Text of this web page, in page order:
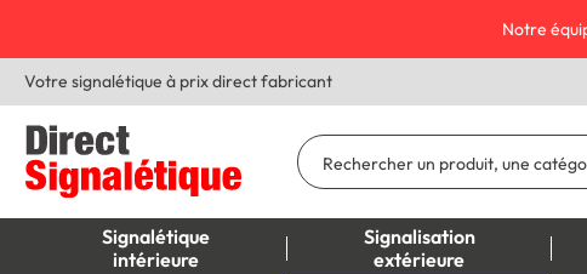
Notre
Votre signalétique à prix direct fabricant
Signalétique
intérieure
Signalisation
extérieure